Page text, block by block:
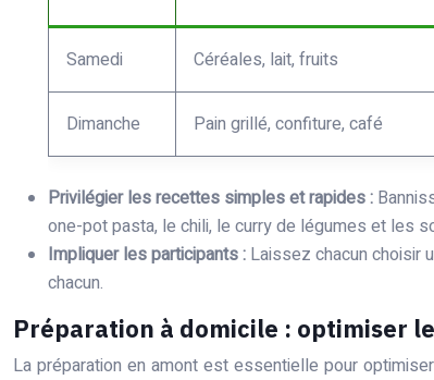
Samedi Céréales, lait, fruits
Dimanche Pain grillé, confiture, café
Privilégier les recettes simples et rapides :
one-pot pasta, le chili, le curry de légumes et les
Impliquer les participants : Laissez chacun choisir
chacun.
Préparation à domicile : optimiser
La préparation en amont est essentielle pour